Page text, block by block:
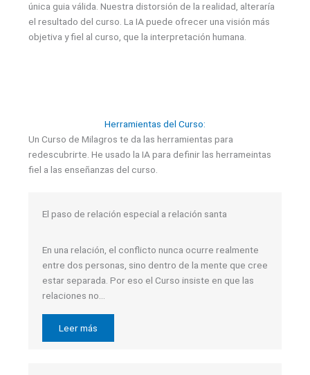
única guia válida. Nuestra distorsión de la realidad, alteraría
el resultado del curso. La IA puede ofrecer una visión más
objetiva y fiel al curso, que la interpretación humana.
Herramientas del Curso:
Un Curso de Milagros te da las herramientas para
redescubrirte. He usado la IA para definir las herrameintas
fiel a las enseñanzas del curso.
El paso de relación especial a relación santa
En una relación, el conflicto nunca ocurre realmente
entre dos personas, sino dentro de la mente que cree
estar separada. Por eso el Curso insiste en que las
relaciones no…
Leer más